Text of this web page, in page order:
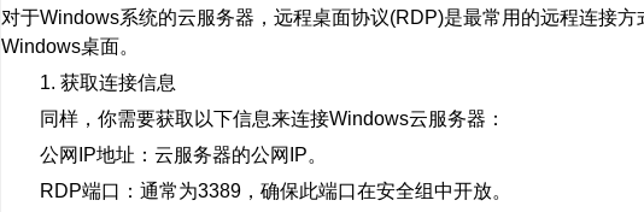
对于Windows系统的云服务器，远程桌面协议(RDP)是最常用的远程连接
Windows桌面。
1. 获取连接信息
同样，你需要获取以下信息来连接Windows云服务器：
公网IP地址：云服务器的公网IP。
RDP端口：通常为3389，确保此端口在安全组中开放。